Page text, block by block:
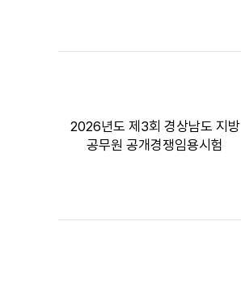
2026년도 제3회 경상남도 지방
공무원 공개경쟁임용시험